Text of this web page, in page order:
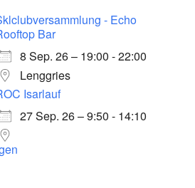
- Echo
Bar
8 Sep. 26 – 19:00 - 22:00
Lenggries
Isarlauf
27 Sep. 26 – 9:50 - 14:10